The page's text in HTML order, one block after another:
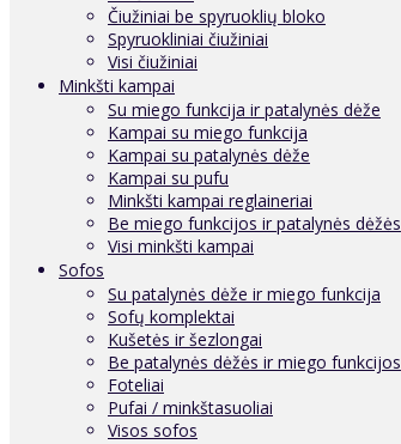
Čiužiniai be spyruoklių bloko
Spyruokliniai čiužiniai
Visi čiužiniai
Minkšti kampai
Su miego funkcija ir patalynės dėže
Kampai su miego funkcija
Kampai su patalynės dėže
Kampai su pufu
Minkšti kampai reglaineriai
Be miego funkcijos ir patalynės dėžės
Visi minkšti kampai
Sofos
Su patalynės dėže ir miego funkcija
Sofų komplektai
Kušetės ir šezlongai
Be patalynės dėžės ir miego funkcijos
Foteliai
Pufai / minkštasuoliai
Visos sofos